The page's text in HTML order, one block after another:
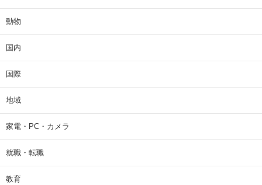
動物
国内
国際
地域
家電・PC・カメラ
就職・転職
教育